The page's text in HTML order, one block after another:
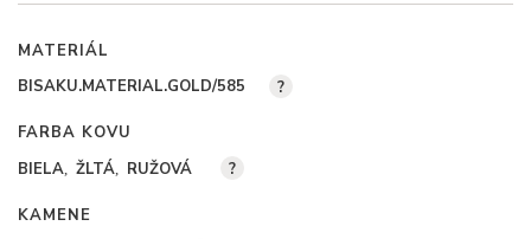
MATERIÁL
BISAKU.MATERIAL.GOLD/585
?
FARBA KOVU
BIELA ŽLTÁ RUŽOVÁ ?
KAMENE